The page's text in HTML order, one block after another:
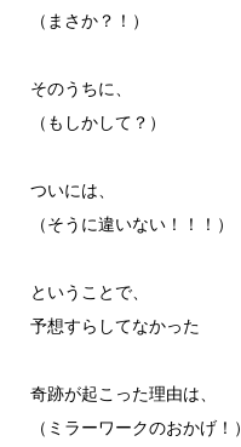
（まさか？！）
そのうちに、
（もしかして？）
ついには、
（そうに違いない！！！）
ということで、
予想すらしてなかった
奇跡が起こった理由は、
（ミラーワークのおかげ！）